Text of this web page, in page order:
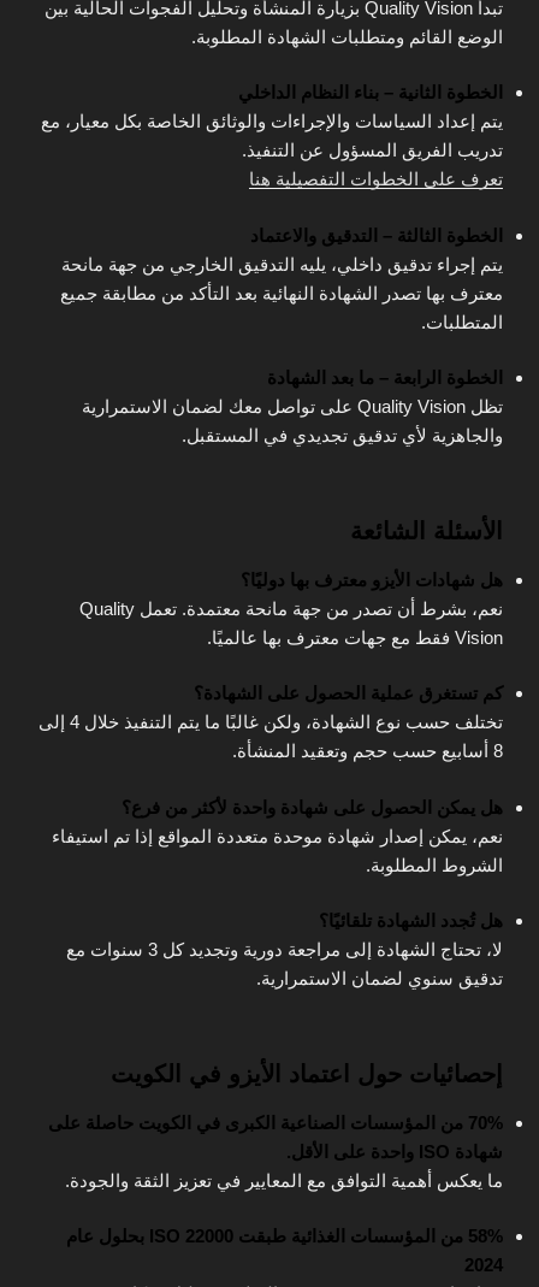
تبدأ Quality Vision بزيارة المنشأة وتحليل الفجوات الحالية بين
الوضع القائم ومتطلبات الشهادة المطلوبة.
الخطوة الثانية – بناء النظام الداخلي
يتم إعداد السياسات والإجراءات والوثائق الخاصة بكل معيار، مع
تدريب الفريق المسؤول عن التنفيذ.
تعرف على الخطوات التفصيلية هنا
الخطوة الثالثة – التدقيق والاعتماد
يتم إجراء تدقيق داخلي، يليه التدقيق الخارجي من جهة مانحة
معترف بها تصدر الشهادة النهائية بعد التأكد من مطابقة جميع
المتطلبات.
الخطوة الرابعة – ما بعد الشهادة
تظل Quality Vision على تواصل معك لضمان الاستمرارية
والجاهزية لأي تدقيق تجديدي في المستقبل.
الأسئلة الشائعة
هل شهادات الأيزو معترف بها دوليًا؟
نعم، بشرط أن تصدر من جهة مانحة معتمدة. تعمل Quality
Vision فقط مع جهات معترف بها عالميًا.
كم تستغرق عملية الحصول على الشهادة؟
تختلف حسب نوع الشهادة، ولكن غالبًا ما يتم التنفيذ خلال 4 إلى
8 أسابيع حسب حجم وتعقيد المنشأة.
هل يمكن الحصول على شهادة واحدة لأكثر من فرع؟
نعم، يمكن إصدار شهادة موحدة متعددة المواقع إذا تم استيفاء
الشروط المطلوبة.
هل تُجدد الشهادة تلقائيًا؟
لا، تحتاج الشهادة إلى مراجعة دورية وتجديد كل 3 سنوات مع
تدقيق سنوي لضمان الاستمرارية.
إحصائيات حول اعتماد الأيزو في الكويت
70% من المؤسسات الصناعية الكبرى في الكويت حاصلة على
شهادة ISO واحدة على الأقل.
ما يعكس أهمية التوافق مع المعايير في تعزيز الثقة والجودة.
58% من المؤسسات الغذائية طبقت ISO 22000 بحلول عام
2024